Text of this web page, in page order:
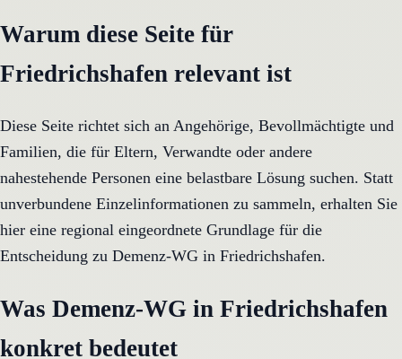
Warum diese Seite für
Friedrichshafen relevant ist
Diese Seite richtet sich an Angehörige, Bevollmächtigte und
Familien, die für Eltern, Verwandte oder andere
nahestehende Personen eine belastbare Lösung suchen. Statt
unverbundene Einzelinformationen zu sammeln, erhalten Sie
hier eine regional eingeordnete Grundlage für die
Entscheidung zu Demenz-WG in Friedrichshafen.
Was Demenz-WG in Friedrichshafen
konkret bedeutet